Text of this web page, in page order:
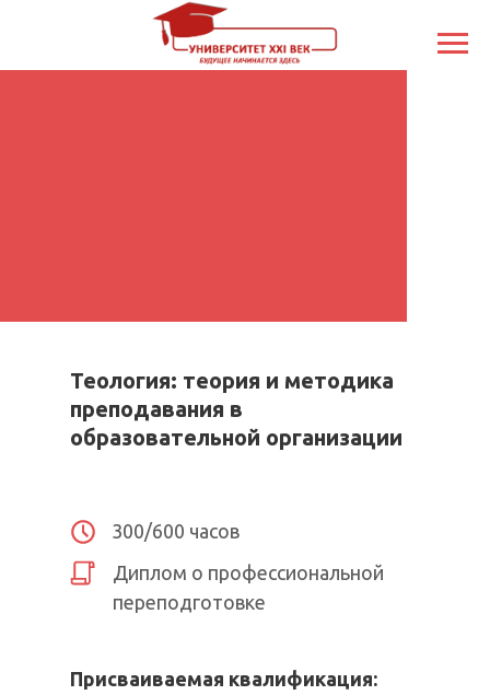
Теология: теория и методика
преподавания в
образовательной организации
300/600 часов
Диплом о профессиональной
переподготовке
Присваиваемая квалификация: